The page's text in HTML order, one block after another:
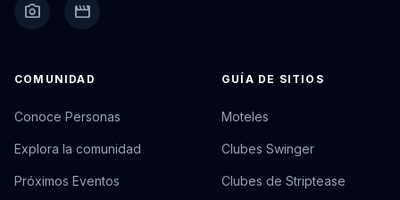
camera_alt movie
COMUNIDAD
Conoce Personas
Explora la comunidad
Próximos Eventos
GUÍA DE SITIOS
Moteles
Clubes Swinger
Clubes de Striptease